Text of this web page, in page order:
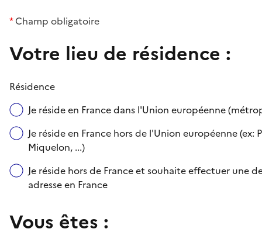
*Champ obligatoire
Votre lieu de résidence :
Résidence
Je réside en France dans l'Union européenne
Je réside en France hors de l'Union européenne
Miquelon, ...)
Je réside hors de France et souhaite effectuer une
adresse en France
Vous êtes :